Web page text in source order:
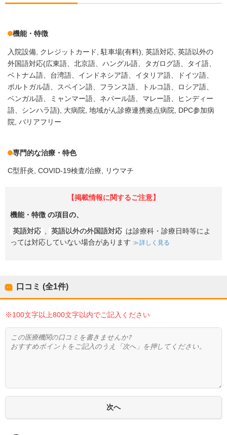
機能・特徴
入院設備 クレジットカード 駐車場(有料) 英語対応 英語以外の
外国語対応(広東語、北京語、ハングル語、タガログ語、タイ語、
ベトナム語、台湾語、インドネシア語、イタリア語、ドイツ語、
ポルトガル語、スペイン語、フランス語、トルコ語、ロシア語、
ベンガル語、ミャンマー語、ネパール語、マレー語、ヒンディー
語、シンハラ語)
大病院 地域がん診療連携拠点病院
DPC参加病
院 バリアフリー
専門的な治療・特色
C型肝炎 COVID-19検査/治療 リウマチ
【掲載情報に関するご注意】
機能・特徴 の項目の、
英語対応 , 英語以外の外国語対応 は診療科・診療日時等によ
っては対応していない場合があります
詳しく見る
口コミ (全1件)
※100文字以上800文字以内でご記入ください